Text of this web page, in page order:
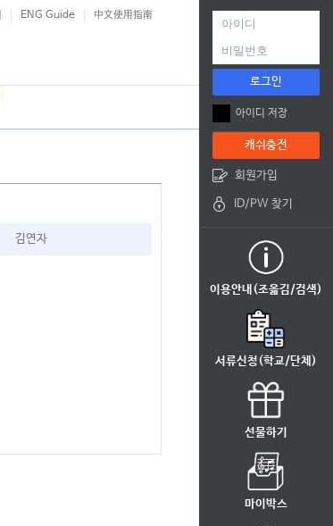
ENG Guide 中文使用指南
김연자
로그인
아이디 저장
캐쉬충전
회원가입
ID/PW 찾기
이용안내(조옮김/검색)
서류신청(학교/단체)
선물하기
마이박스